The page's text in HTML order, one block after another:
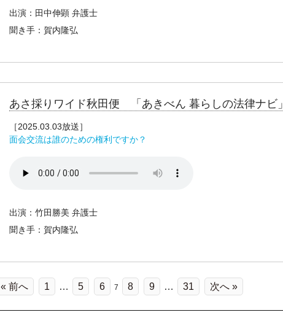
出演：田中伸顕 弁護士
聞き手：賀内隆弘
あさ採りワイド秋田便 「あきべん 暮らしの法律ナビ」
［2025.03.03放送］
面会交流は誰のための権利ですか？
出演：竹田勝美 弁護士
聞き手：賀内隆弘
« 前へ 1 … 5 6 7 8 9 … 31 次へ »